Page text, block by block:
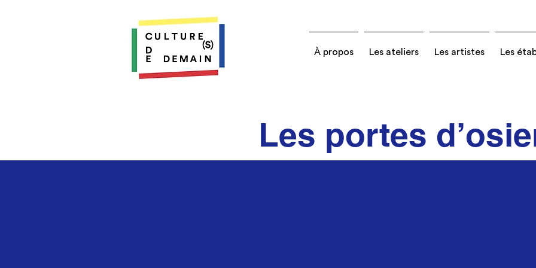
À propos Les ateliers Les artistes Les
Les portes